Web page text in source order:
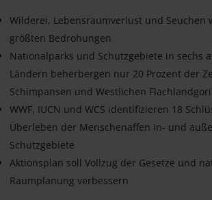
Wilderei, Lebensraumverlust und Seuchen
größten Bedrohungen
Nationalparks und Schutzgebiete in sechs
Ländern beherbergen nur 20 Prozent der
Schimpansen und Westlichen
WWF, IUCN und WCS identifizieren 18
Überleben der Menschenaffen in- und
Schutzgebiete
Aktionsplan soll Vollzug der Gesetze und
Raumplanung verbessern